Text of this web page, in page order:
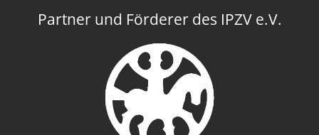
Partner und Förderer des IPZV e.V.